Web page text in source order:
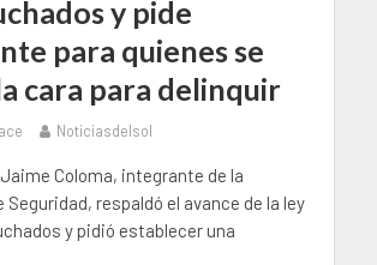
y pide
para quienes se
cara para delinquir
Noticiasdelsol
Coloma, integrante de la
Seguridad, respaldó el avance de la ley
y pidió establecer una